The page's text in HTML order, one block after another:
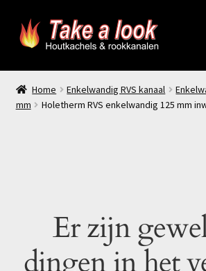
Ga
door
Ga
naar
Home
Prijsindicatie rookkanaal
Producten
Home Enkelwandig RVS kanaal
mm
Holetherm RVS enkelwandig 125 mm
Er zijn
dingen in het